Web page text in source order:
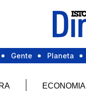
Gente Planeta
ECONOMIA